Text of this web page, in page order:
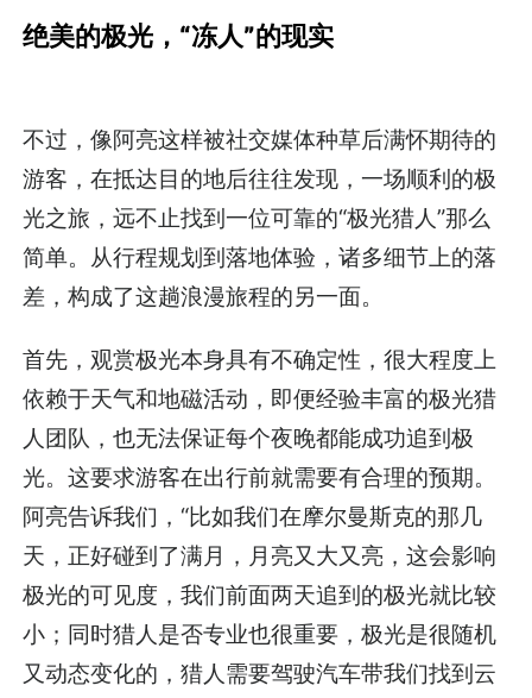
绝美的极光，“冻人”的现实
不过，像阿亮这样被社交媒体种草后满怀期待的
游客，在抵达目的地后往往发现，一场顺利的极
光之旅，远不止找到一位可靠的“极光猎人”那么
简单。从行程规划到落地体验，诸多细节上的落
差，构成了这趟浪漫旅程的另一面。
首先，观赏极光本身具有不确定性，很大程度上
依赖于天气和地磁活动，即便经验丰富的极光猎
人团队，也无法保证每个夜晚都能成功追到极
光。这要求游客在出行前就需要有合理的预期。
阿亮告诉我们，“比如我们在摩尔曼斯克的那几
天，正好碰到了满月，月亮又大又亮，这会影响
极光的可见度，我们前面两天追到的极光就比较
小；同时猎人是否专业也很重要，极光是很随机
又动态变化的，猎人需要驾驶汽车带我们找到云